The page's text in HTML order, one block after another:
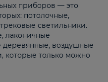
приборов — это
потолочные,
светильники.
лаконичные
деревянные, воздушные
которые только можно